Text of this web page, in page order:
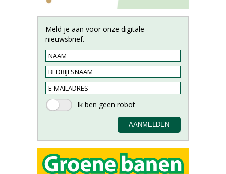
Meld je aan voor onze digitale
nieuwsbrief.